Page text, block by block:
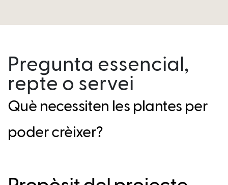
Pregunta essencial,
repte o servei
Què necessiten les plantes per
poder crèixer?